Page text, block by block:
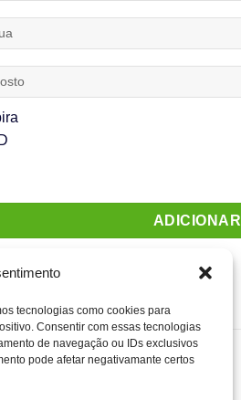
tecnologias como cookies para
Consentir com essas tecnologias
de navegação ou IDs exclusivos
pode afetar negativamante certos
ADICIONAR